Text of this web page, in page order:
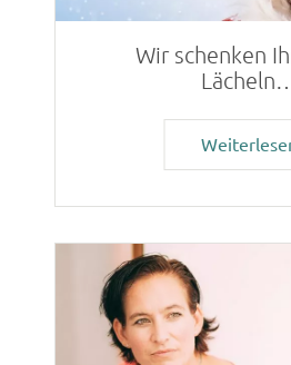
Wir schenken